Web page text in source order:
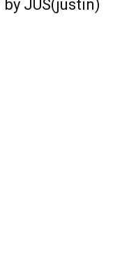
byJUS(justin)